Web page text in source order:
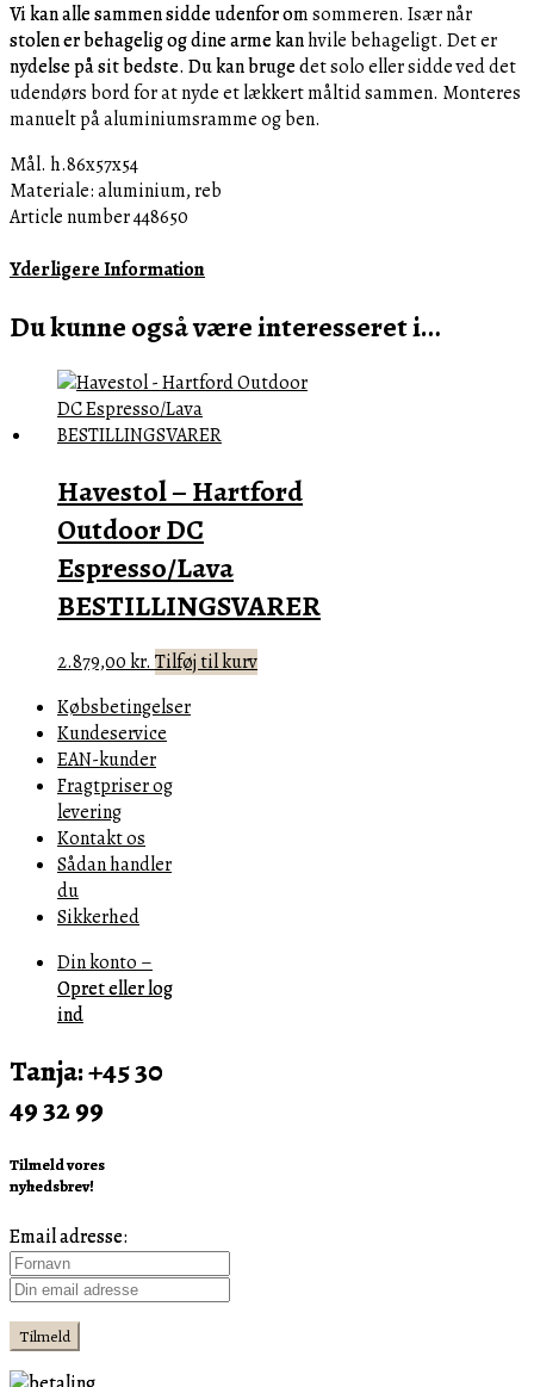
Vi kan alle sammen sidde udenfor om sommeren. Især når
stolen er behagelig og dine arme kan hvile behageligt. Det er
nydelse på sit bedste. Du kan bruge det solo eller sidde ved det
udendørs bord for at nyde et lækkert måltid sammen. Monteres
manuelt på aluminiumsramme og ben.
Mål. h.86x57x54
Materiale: aluminium, reb
Article number 448650
Yderligere Information
Du kunne også være interesseret i…
Havestol – Hartford
Outdoor DC
Espresso/Lava
BESTILLINGSVARER
2.879,00kr. Tilføj til kurv
Købsbetingelser
Kundeservice
EAN-kunder
Fragtpriser og
levering
Kontakt os
Sådan handler
du
Sikkerhed
Din konto –
Opret eller log
ind
Tanja: +45 30
49 32 99
Tilmeld vores
nyhedsbrev!
Email adresse: